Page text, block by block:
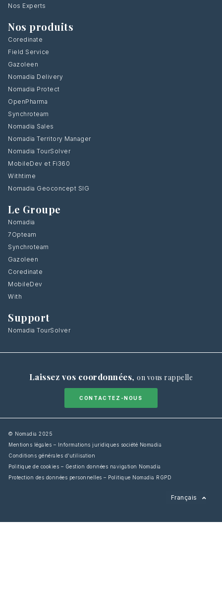
Nos Experts
Nos produits
Coredinate
Field Service
Gazoleen
Nomadia Delivery
Nomadia Protect
OpenPharma
Synchroteam
Nomadia Sales
Nomadia Territory Manager
Nomadia TourSolver
MobileDev et Fi360
Withtime
Nomadia Geoconcept SIG
Le Groupe
Nomadia
7Opteam
Synchroteam
Gazoleen
Coredinate
MobileDev
With
Support
Nomadia TourSolver
Laissez vos coordonnées,on vous rappelle
CONTACTEZ-NOUS
© Nomadia 2025
Mentions légales – Informations juridiques société Nomadia
Conditions générales d’utilisation
Politique de cookies – Gestion données navigation Nomadia
Protection des données personnelles – Politique Nomadia RGPD
Français
English